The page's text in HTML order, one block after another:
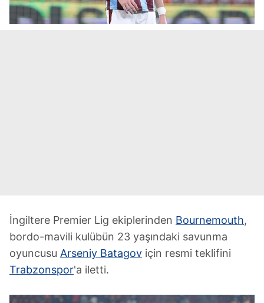
İngiltere Premier Lig ekiplerinden Bournemouth,
bordo-mavili kulübün 23 yaşındaki savunma
oyuncusu Arseniy Batagov için resmi teklifini
Trabzonspor'a iletti.